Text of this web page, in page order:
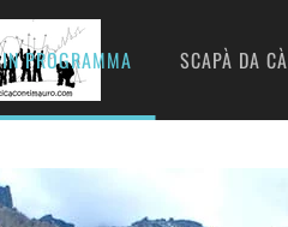
IN PROGRAMMA SCAPÀ DA CÀ